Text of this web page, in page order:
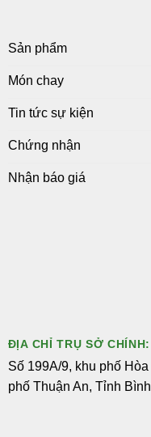
Sản phẩm
Món chay
Tin tức sự kiện
Chứng nhận
Nhận báo giá
ĐỊA CHỈ TRỤ SỞ CHÍNH:
Số 199A/9, khu phố
phố Thuận An, Tỉnh